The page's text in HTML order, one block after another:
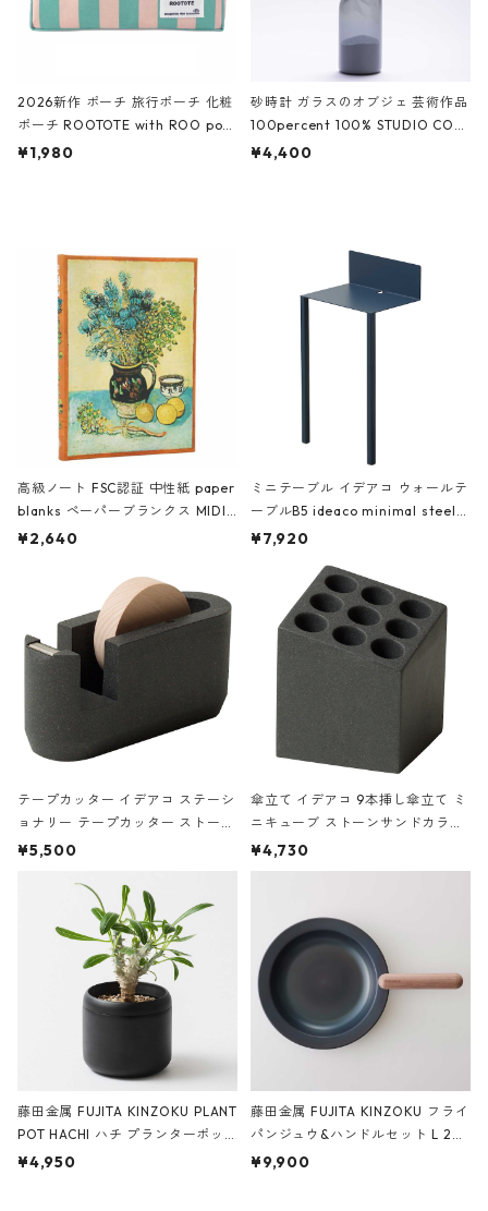
2026新作 ポーチ 旅行ポーチ 化粧
ポーチ ROOTOTE with ROO pou
ch 3532 ルートート WR.ポーチ.ラ
¥1,980
砂時計 ガラスのオブジェ 芸術作品
100percent 100% STUDIO COH
AKU Timeless 100パーセント ス
¥4,400
高級ノート FSC認証 中性紙 paper
blanks ペーパーブランクス MIDI
ハードカバー 罫線 ヴァン・ゴッホ
¥2,640
ミニテーブル イデアコ ウォールテ
ーブルB5 ideaco minimal steel f
urniture WALL Table B5 ネイビー
¥7,920
テープカッター イデアコ ステーシ
ョナリー テープカッター ストーン
サンドカラー 石調 ideaco Station
¥5,500
傘立て イデアコ 9本挿し傘立て ミ
ニキューブ ストーンサンドカラー
石調 ideaco Umbrella Stand CUB
E ストーンサンドブラック
¥4,730
藤田金属 FUJITA KINZOKU PLANT
POT HACHI ハチ プランターポッ
ト 3号 ブラック
¥4,950
藤田金属 FUJITA KINZOKU フライ
パンジュウ&ハンドルセット L 24c
m ガス火・IH対応 鉄フライパン
¥9,900